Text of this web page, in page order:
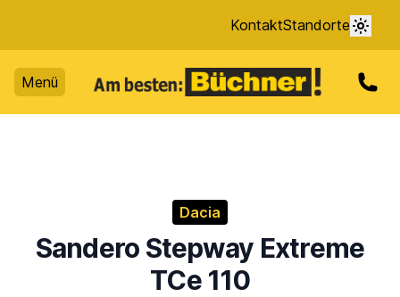
KontaktStandorte
Menü
Dacia
Sandero Stepway Extreme
TCe 110